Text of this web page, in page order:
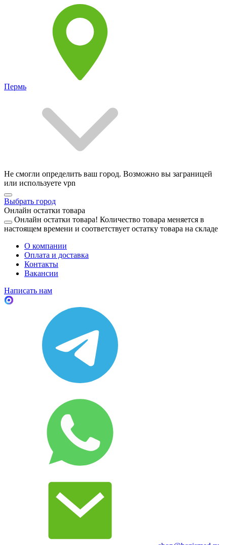
Пермь
Не смогли определить ваш город. Возможно вы заграницей
или используете vpn
Выбрать город
Онлайн остатки товара
Онлайн остатки товара! Количество товара меняется в
настоящем времени и соответствует остатку товара на складе
О компании
Оплата и доставка
Контакты
Вакансии
Написать нам